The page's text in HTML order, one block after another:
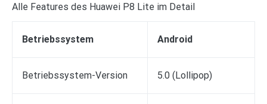
Alle Features des Huawei P8 Lite im Detail
Betriebssystem Android
Betriebssystem-Version 5.0 (Lollipop)